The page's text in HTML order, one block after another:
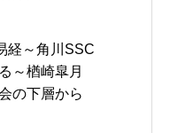
経～角川SSC
～楢崎皐月
の下層から